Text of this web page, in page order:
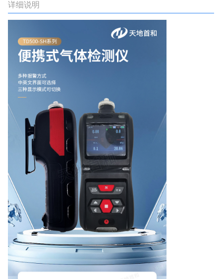
详细说明